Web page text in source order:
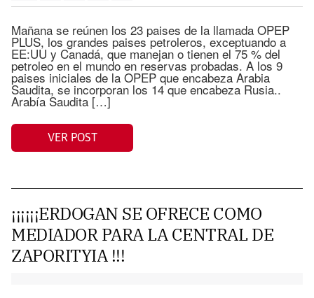
Mañana se reúnen los 23 paises de la llamada OPEP
PLUS, los grandes paises petroleros, exceptuando a
EE:UU y Canadá, que manejan o tienen el 75 % del
petroleo en el mundo en reservas probadas. A los 9
paises iniciales de la OPEP que encabeza Arabia
Saudita, se incorporan los 14 que encabeza Rusia..
Arabía Saudita […]
VER POST
¡¡¡¡¡¡ERDOGAN SE OFRECE COMO
MEDIADOR PARA LA CENTRAL DE
ZAPORITYIA !!!